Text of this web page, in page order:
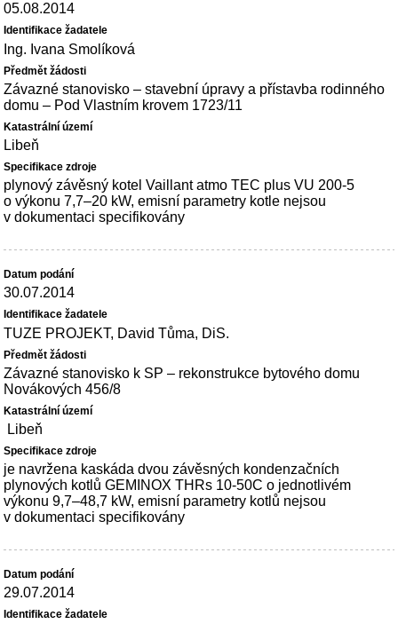
05.08.2014
Ing. Ivana Smolíková
Závazné stanovisko – stavební úpravy a přístavba rodinného
domu – Pod Vlastním krovem 1723/11
Libeň
plynový závěsný kotel Vaillant atmo TEC plus VU 200-5
o výkonu 7,7–20 kW, emisní parametry kotle nejsou
v dokumentaci specifikovány
30.07.2014
TUZE PROJEKT, David Tůma, DiS.
Závazné stanovisko k SP – rekonstrukce bytového domu
Novákových 456/8
Libeň
je navržena kaskáda dvou závěsných kondenzačních
plynových kotlů GEMINOX THRs 10-50C o jednotlivém
výkonu 9,7–48,7 kW, emisní parametry kotlů nejsou
v dokumentaci specifikovány
29.07.2014